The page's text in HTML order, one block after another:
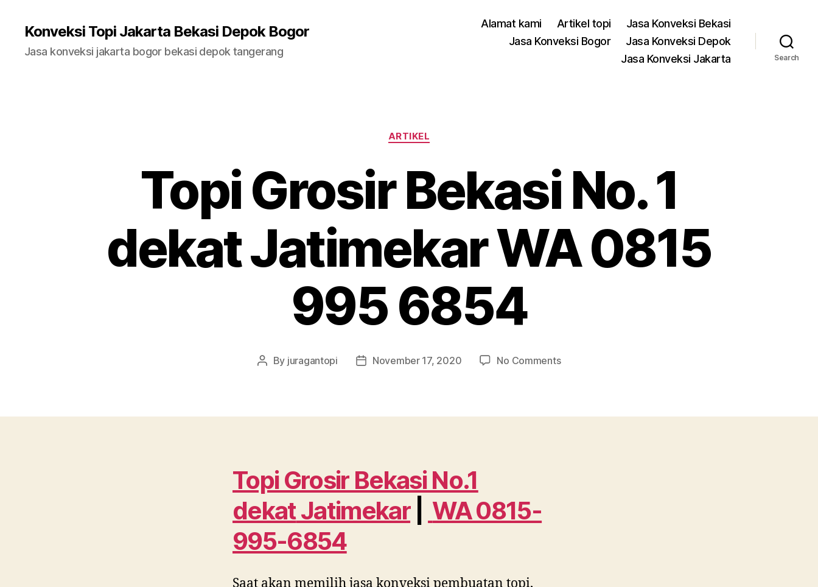
Konveksi Topi Jakarta Bekasi Depok Bogor
Jasa konveksi jakarta bogor bekasi depok tangerang
Alamat kami Artikel topi
Jasa Konveksi Bekasi
Jasa Konveksi Bogor
Jasa Konveksi Depok
Jasa Konveksi Jakarta
Search
Categories
ARTIKEL
Topi Grosir Bekasi No. 1
dekat Jatimekar WA 0815
995 6854
Post
By juragantopi
PostNovember 17, 2020 No Commentson
No.
Topi Grosir Bekasi No.1
dekatJatimekar|
WA 0815-
995-6854
Saat akan memilih jasa konveksi pembuatan topi,